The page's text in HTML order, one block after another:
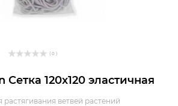
( 0 )
Сетка 120х120 эластичная
растягивания ветвей растений